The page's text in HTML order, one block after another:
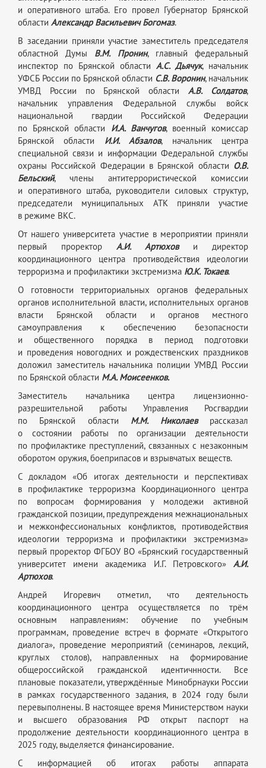
и оперативного штаба. Его провел Губернатор Брянской
области Александр Васильевич Богомаз.
В заседании приняли участие заместитель председателя
областной Думы В.М. Пронин, главный федеральный
инспектор по Брянской области А.С. Дьячук, начальник
УФСБ России по Брянской области С.В. Воронин, начальник
УМВД России по Брянской областиА.В. Солдатов,
начальник управления Федеральной службы войск
национальной гвардии Российской Федерации
по Брянской области И.А. Ванчугов, военный комиссар
Брянской области И.И. Абзалов, начальник центра
специальной связи и информации Федеральной службы
охраны Российской Федерации в Брянской области О.В.
Бельский, члены антитеррористической комиссии
и оперативного штаба, руководители силовых структур,
председатели муниципальных АТК приняли участие
в режиме ВКС.
От нашего университета участие в мероприятии приняли
первый проректор А.И. Артюхови директор
координационного центра противодействия идеологии
терроризма и профилактики экстремизма Ю.К. Токаев.
О готовности территориальных органов федеральных
органов исполнительной власти, исполнительных органов
власти Брянской области и органов местного
самоуправления к обеспечению безопасности
и общественного порядка в период подготовки
и проведения новогодних и рождественских праздников
доложил заместитель начальника полиции УМВД России
по Брянской области М.А. Моисеенков.
Заместитель начальника центра лицензионно-
разрешительной работы Управления Росгвардии
по Брянской области М.М. Николаеврассказал
о состоянии работы по организации деятельности
по профилактике преступлений, связанных с незаконным
оборотом оружия, боеприпасов и взрывчатых веществ.
С докладом «Об итогах деятельности и перспективах
в профилактике терроризма Координационного центра
по вопросам формирования у молодежи активной
гражданской позиции, предупреждения межнациональных
и межконфессиональных конфликтов, противодействия
идеологии терроризма и профилактики экстремизма»
первый проректор ФГБОУ ВО «Брянский государственный
университет имени академика И.Г. Петровского»А.И.
Артюхов.
Андрей Игоревич отметил, что деятельность
координационного центра осуществляется по трём
основным направлениям: обучение по учебным
программам, проведение встреч в формате «Открытого
диалога», проведение мероприятий (семинаров, лекций,
круглых столов), направленных на формирование
общероссийской гражданской идентичнности. Все
плановые показатели, утверждённые Минобрнауки России
в рамках государственного задания, в 2024 году были
перевыполнены. В настоящее время Министерством науки
и высшего образования РФ открыт паспорт на
продолжение деятельности координационного центра в
2025 году, выделяется финансирование.
С информацией об итогах работы аппарата